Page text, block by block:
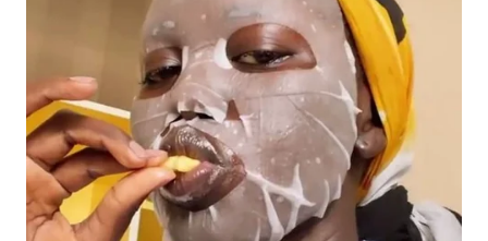
WN
LABUANBAJO
WN
BORNEO